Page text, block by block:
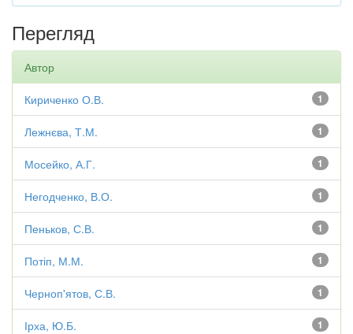
Перегляд
Автор
1
Кириченко О.В.
1
Лежнєва, Т.М.
1
Мосейко, А.Г.
1
Негодченко, В.О.
1
Пеньков, С.В.
1
Потіп, М.М.
1
Черноп'ятов, С.В.
1
Ірха, Ю.Б.